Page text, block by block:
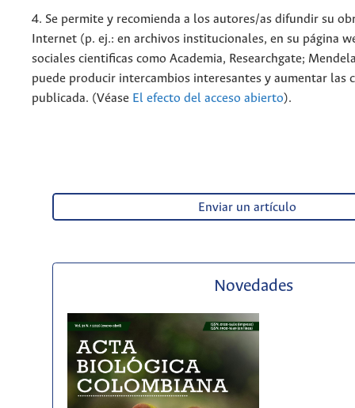
4. Se permite y recomienda a los autores/as difundir su
Internet (p. ej.: en archivos institucionales, en su página
sociales cientificas como Academia, Researchgate;
puede producir intercambios interesantes y aumentar las
publicada. (Véase El efecto del acceso abierto).
Enviar un artículo
Novedades